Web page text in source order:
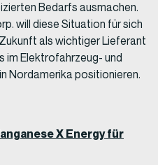
Bedarfs ausmachen.
will diese Situation für sich
als wichtiger Lieferant
im Elektrofahrzeug- und
Nordamerika positionieren.
X Energy für